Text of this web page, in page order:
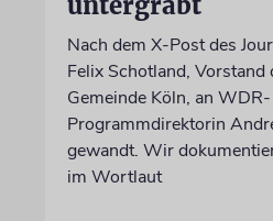
Nach dem X-Post des
Felix Schotland, Vorstand
Gemeinde Köln, an WDR-
Programmdirektorin
gewandt. Wir
im Wortlaut